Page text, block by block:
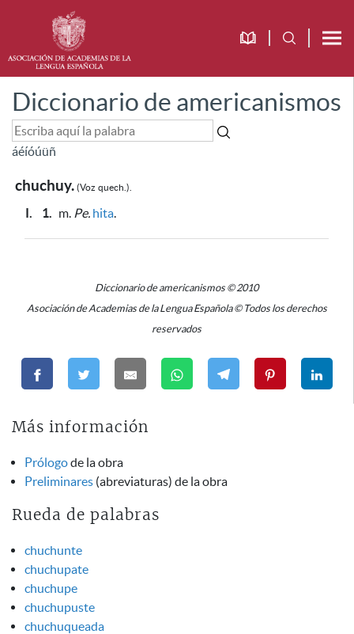
Diccionario de americanismos
áéíóúüñ
chuchuy. (Voz quech.).
I. 1. m. Pe. hita.
Diccionario de americanismos © 2010
Asociación de Academias de la Lengua Española © Todos los derechos
reservados
Más información
Prólogode la obra
Preliminares (abreviaturas) de la obra
Rueda de palabras
chuchunte
chuchupate
chuchupe
chuchupuste
chuchuqueada